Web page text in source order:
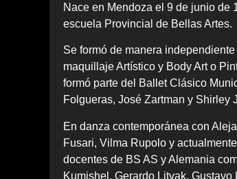
Nace en Mendoza el 9 de junio de
escuela Provincial de Bellas Artes.
Se formó de manera
maquillaje Artístico y Body Art o
formó parte del Ballet Clásico
Folgueras, José Zartman y Shirley
En danza contemporánea con
Fusari, Vilma Rupolo y
docentes de BS AS y Alemania
Kumishel, Gerardo Litvak,